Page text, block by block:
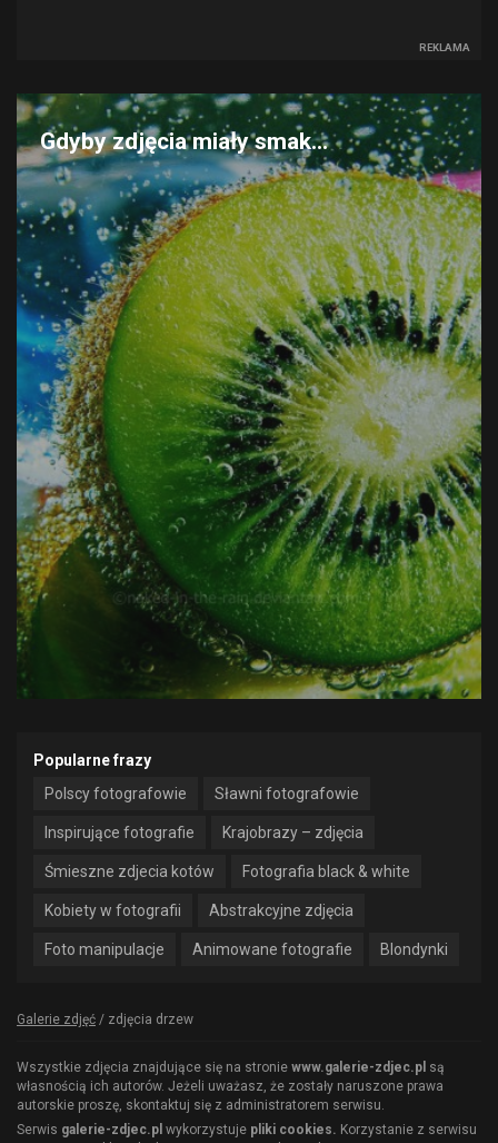
REKLAMA
Gdyby zdjęcia miały smak...
Popularne frazy
Polscy fotografowie
Sławni fotografowie
Inspirujące fotografie Krajobrazy – zdjęcia
Śmieszne zdjecia kotów Fotografia black & white
Kobiety w fotografii Abstrakcyjne zdjęcia
Foto manipulacje Animowane fotografie Blondynki
Galerie zdjęć / zdjęcia drzew
Wszystkie zdjęcia znajdujące się na stronie www.galerie-zdjec.pl są
własnością ich autorów. Jeżeli uważasz, że zostały naruszone prawa
autorskie proszę, skontaktuj się z administratorem serwisu.
Serwis galerie-zdjec.pl wykorzystuje pliki cookies. Korzystanie z serwisu